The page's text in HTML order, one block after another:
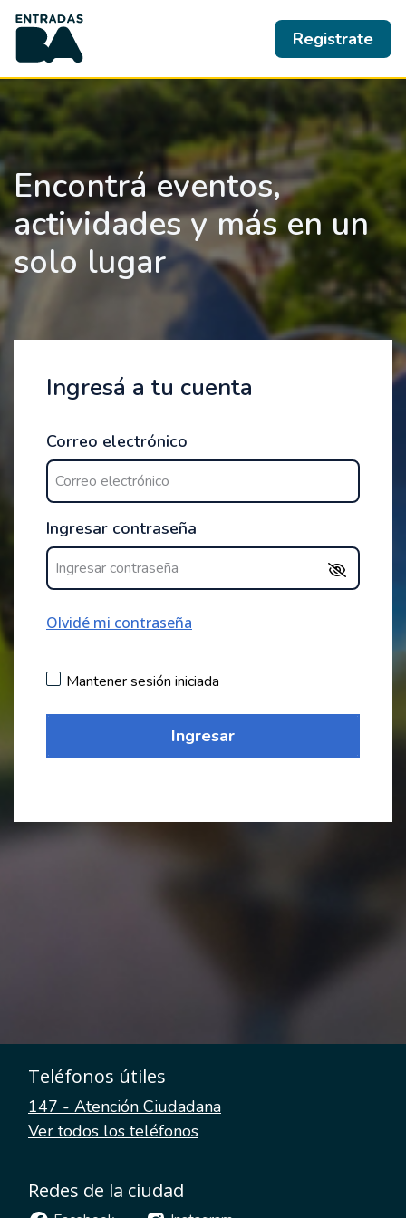
Registrate
Encontrá eventos,
actividades y más en un
solo lugar
Ingresá a tu cuenta
Correo electrónico
Ingresar contraseña
Olvidé mi contraseña
Mantener sesión iniciada
Ingresar
Teléfonos útiles
147 - Atención Ciudadana
Ver todos los teléfonos
Redes de la ciudad